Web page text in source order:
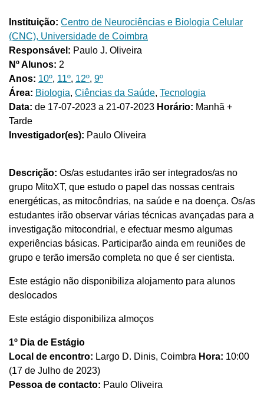
Instituição: Centro de Neurociências e Biologia Celular
(CNC), Universidade de Coimbra
Responsável: Paulo J. Oliveira
Nº Alunos: 2
Anos: 10º, 11º, 12º, 9º
Área: Biologia, Ciências da Saúde, Tecnologia
Data: de 17-07-2023 a 21-07-2023 Horário: Manhã +
Tarde
Investigador(es): Paulo Oliveira
Descrição: Os/as estudantes irão ser integrados/as no
grupo MitoXT, que estudo o papel das nossas centrais
energéticas, as mitocôndrias, na saúde e na doença. Os/as
estudantes irão observar várias técnicas avançadas para a
investigação mitocondrial, e efectuar mesmo algumas
experiências básicas. Participarão ainda em reuniões de
grupo e terão imersão completa no que é ser cientista.
Este estágio não disponibiliza alojamento para alunos
deslocados
Este estágio disponibiliza almoços
1º Dia de Estágio
Local de encontro: Largo D. Dinis, Coimbra Hora: 10:00
(17 de Julho de 2023)
Pessoa de contacto: Paulo Oliveira